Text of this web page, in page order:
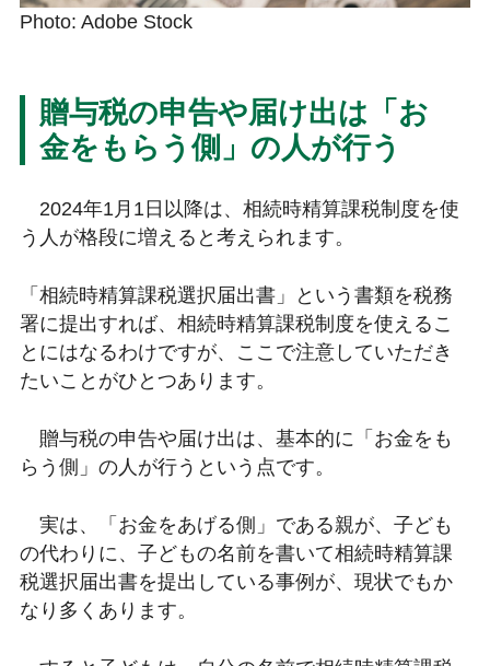
Photo: Adobe Stock
贈与税の申告や届け出は「お
金をもらう側」の人が行う
2024年1月1日以降は、相続時精算課税制度を使
う人が格段に増えると考えられます。
「相続時精算課税選択届出書」という書類を税務
署に提出すれば、相続時精算課税制度を使えるこ
とにはなるわけですが、ここで注意していただき
たいことがひとつあります。
贈与税の申告や届け出は、基本的に「お金をも
らう側」の人が行うという点です。
実は、「お金をあげる側」である親が、子ども
の代わりに、子どもの名前を書いて相続時精算課
税選択届出書を提出している事例が、現状でもか
なり多くあります。